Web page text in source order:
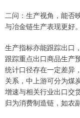
二问：生产视角，能否
与冶金链生产表现更好。
生产指标亦能跟踪出口
跟踪重点出口商品生产
统计口径存在一定差异
关系，中上游可分为煤
增速与相关行业出口交
归为消费制造链，如农